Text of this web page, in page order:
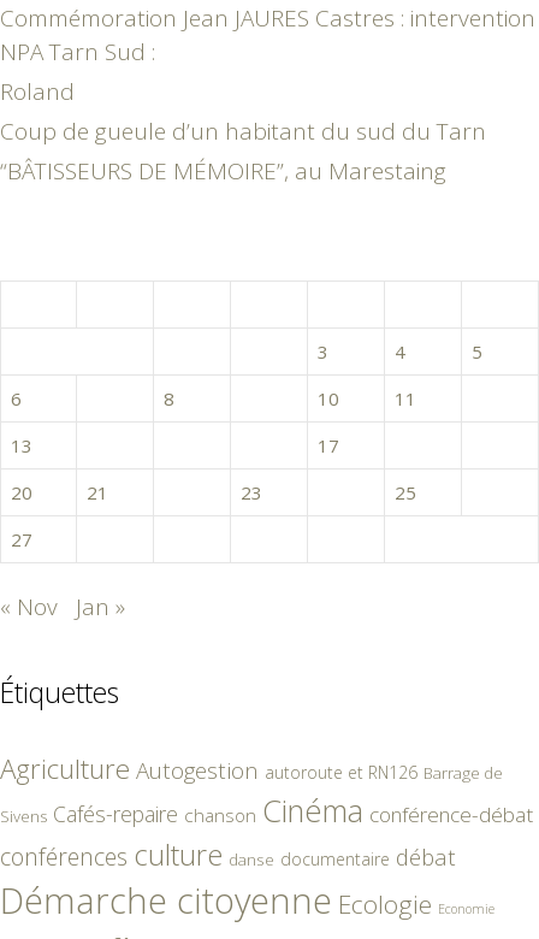
Commémoration Jean JAURES Castres : intervention
NPA Tarn Sud :
Roland
Coup de gueule d’un habitant du sud du Tarn
“BÂTISSEURS DE MÉMOIRE”, au Marestaing
3 4
5
6
8 10 11
13
17
20
21 23 25
27
« Nov Jan »
Étiquettes
Agriculture Autogestion autoroute et RN126 Barrage de
Sivens Cafés-repaire chanson Cinéma conférence-débat
conférences culture danse documentaire débat
Démarche citoyenne Ecologie Economie